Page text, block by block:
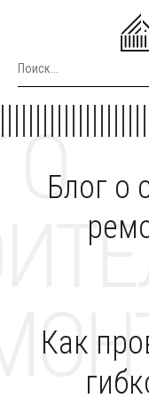
Блог о
О
Как